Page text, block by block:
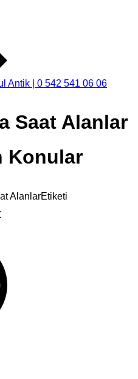
Saat Alanlar
Konular
AlanlarEtiketi